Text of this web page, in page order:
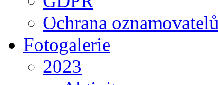
Ochrana
Fotogalerie
2023